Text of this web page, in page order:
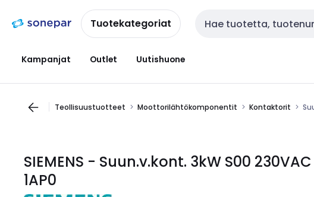
navigointiinsisältöönTuotekategoriat Haku
Kampanjat Outlet Uutishuone
Teollisuustuotteet Moottorilähtökomponentit Kontaktorit
SIEMENS - Suun.v.kont. 3kW S00
1AP0